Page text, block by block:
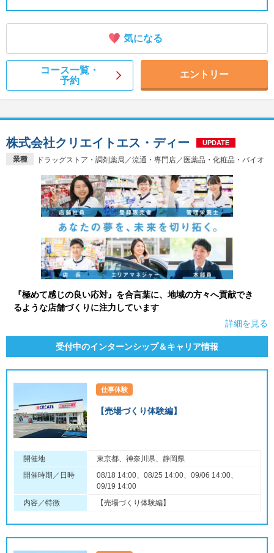
気になる
コース一覧・
予約
エントリー
業種 ドラッグストア・調剤薬局／流通・専門店／医薬品・化粧品・バイオ
株式会社クリエイトエス・ディー UPDATE
『極めて感じの良い応対』を合言葉に、地域の方々へ貢献でき
るような店舗づくりに注力しています
詳細を見る
受付中のインターンシップ＆キャリア情報
仕事体験
【売場づくり体験編】
開催地
東京都、神奈川県、静岡県
開催時期／日時
08/18 14:00、08/25 14:00、09/06 14:00、
09/19 14:00
内容／特徴
【売場づくり体験編】